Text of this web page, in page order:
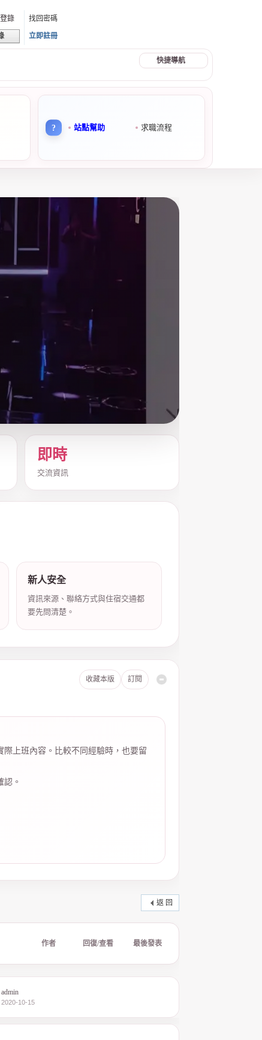
錄 找回密碼
立即註冊
快捷導航
站點幫助 求職流程
即時
交流資訊
新人安全
資訊來源、聯絡方式與住宿交通都
要先問清楚。
收藏本版 訂閱
上班內容。比較不同經驗時，也要留
。
返 回
作者 回復/查看 最後發表
admin
2020-10-15